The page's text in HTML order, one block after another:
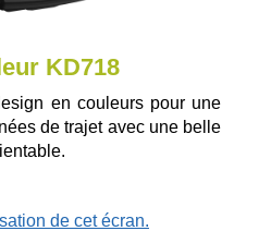
KD718
en couleurs pour une
de trajet avec une belle
de cet écran.